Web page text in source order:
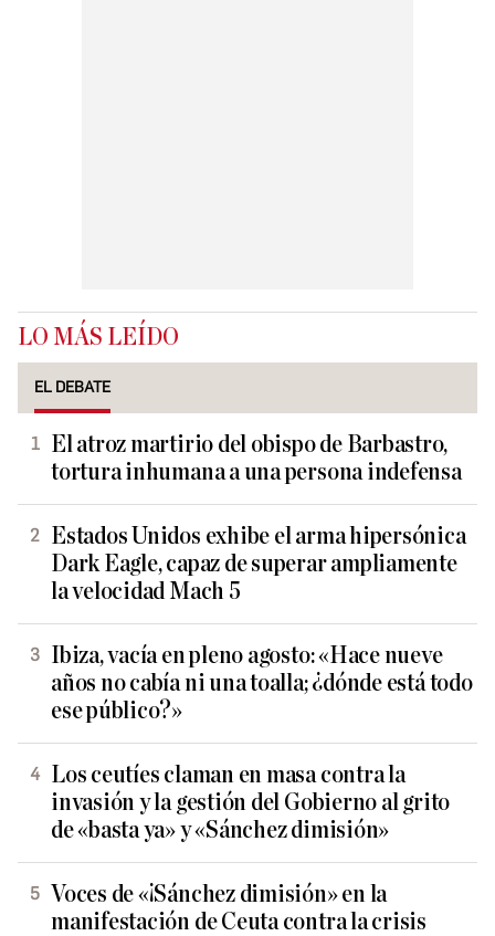
LO MÁS LEÍDO
EL DEBATE
El atroz martirio del obispo de Barbastro,
tortura inhumana a una persona indefensa
Estados Unidos exhibe el arma hipersónica
Dark Eagle, capaz de superar ampliamente
la velocidad Mach 5
Ibiza, vacía en pleno agosto: «Hace nueve
años no cabía ni una toalla; ¿dónde está todo
ese público?»
Los ceutíes claman en masa contra la
invasión y la gestión del Gobierno al grito
de «basta ya» y «Sánchez dimisión»
Voces de «¡Sánchez dimisión» en la
manifestación de Ceuta contra la crisis